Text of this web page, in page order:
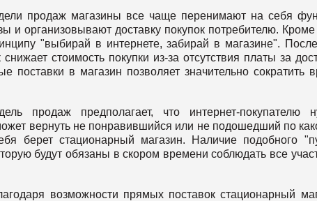
продаж магазины все чаще перенимают на себя
и организовывают доставку покупок потребителю. Кроме
"выбирай в интернете, забирай в магазине".
стоимость покупки из-за отсутствия платы за
в магазин позволяет значительно сократить
продаж предполагает, что интернет-покупателю
вернуть не понравившийся или не подошедший по
берет стационарный магазин. Наличие подобного
будут обязаны в скором времени соблюдать все
возможности прямых поставок стационарный